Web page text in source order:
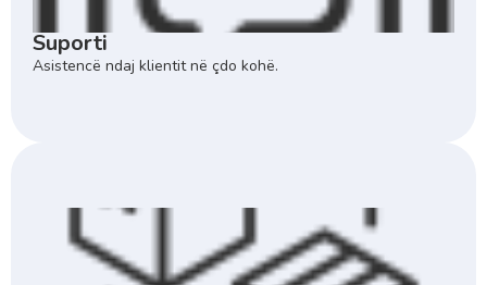
Suporti
Asistencë ndaj klientit në çdo kohë.